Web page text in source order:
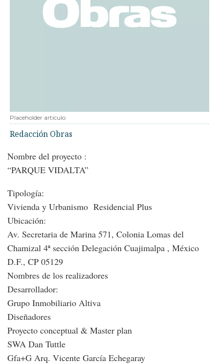
Placeholder articulo
Redacción Obras
Nombre del proyecto :
“PARQUE VIDALTA”
Tipología:
Vivienda y Urbanismo Residencial Plus
Ubicación:
Av. Secretaria de Marina 571, Colonia Lomas del
Chamizal 4ª sección Delegación Cuajimalpa , México
D.F., CP 05129
Nombres de los realizadores
Desarrollador:
Grupo Inmobiliario Altiva
Diseñadores
Proyecto conceptual & Master plan
SWA Dan Tuttle
Gfa+G Arq. Vicente García Echegaray